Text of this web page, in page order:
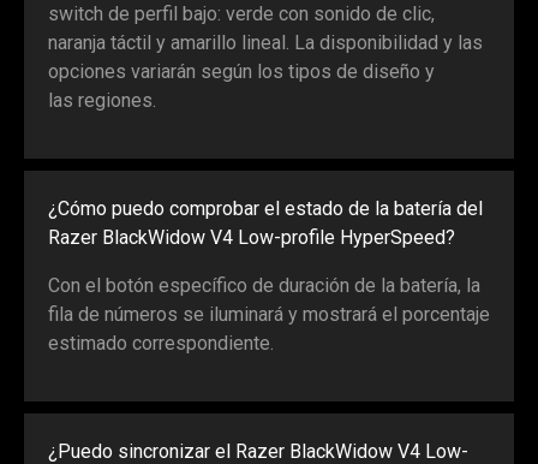
switch de perfil bajo: verde con sonido de clic,
naranja táctil y amarillo lineal. La disponibilidad y las
opciones variarán según los tipos de diseño y
las regiones.
¿Cómo puedo comprobar el estado de la batería del
Razer BlackWidow V4 Low-profile HyperSpeed?
Con el botón específico de duración de la batería, la
fila de números se iluminará y mostrará el porcentaje
estimado correspondiente.
¿Puedo sincronizar el Razer BlackWidow V4 Low-